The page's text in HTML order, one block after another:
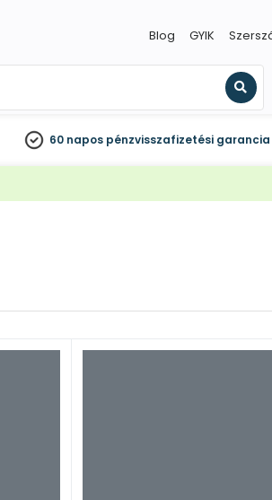
Blog GYIK
60 napos pénzvisszafizetési garancia